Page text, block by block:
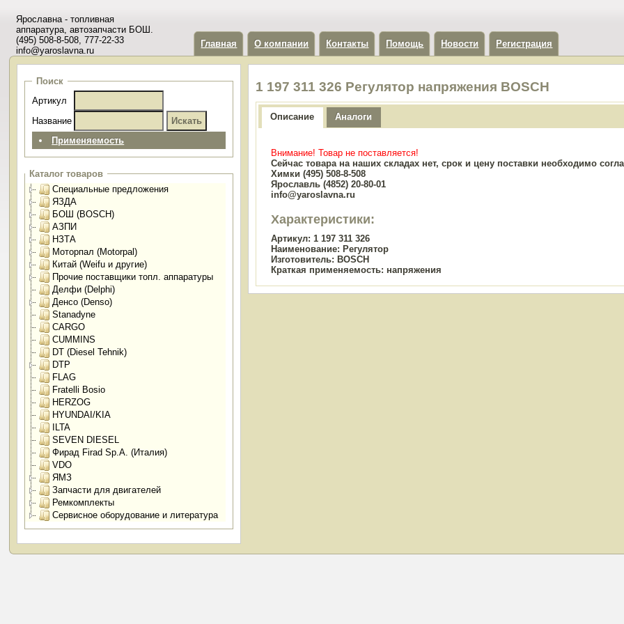
Ярославна - топливная
аппаратура, автозапчасти БОШ.
(495) 508-8-508, 777-22-33
info@yaroslavna.ru
Главная О компании Контакты Помощь Новости Регистрация
Поиск
Артикул
Название
Применяемость
Каталог товаров
Специальные предложения
ЯЗДА
БОШ (BOSCH)
АЗПИ
НЗТА
Моторпал (Motorpal)
Китай (Weifu и другие)
Прочие поставщики топл. аппаратуры
Делфи (Delphi)
Денсо (Denso)
Stanadyne
CARGO
CUMMINS
DT (Diesel Tehnik)
DTP
FLAG
Fratelli Bosio
HERZOG
HYUNDAI/KIA
ILTA
SEVEN DIESEL
Фирад Firad Sp.A. (Италия)
VDO
ЯМЗ
Запчасти для двигателей
Ремкомплекты
Сервисное оборудование и литература
1 197 311 326 Регулятор напряжения BOSCH
Описание Аналоги
Внимание! Товар не поставляется!
Сейчас товара на наших складах нет, срок и цену поставки необходимо
Химки (495) 508-8-508
Ярославль (4852) 20-80-01
info@yaroslavna.ru
Характеристики:
Артикул: 1 197 311 326
Наименование: Регулятор
Изготовитель: BOSCH
Краткая применяемость: напряжения